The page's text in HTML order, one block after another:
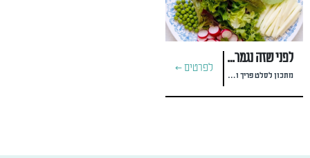
לפני שזה נגמר: האפונות הכי טריות עכשיו
מתכון לסלט פריך ורענן של #talmeiri_keto
לפרטים >